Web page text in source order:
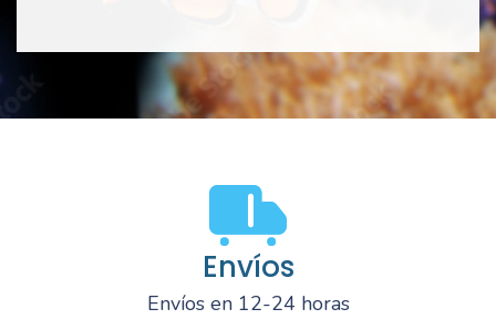
Envíos
Envíos en 12-24 horas